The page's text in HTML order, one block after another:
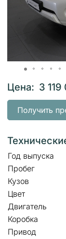
Цена: 3 119
Получить
Год выпуска
Пробег
Кузов
Цвет
Двигатель
Коробка
Привод